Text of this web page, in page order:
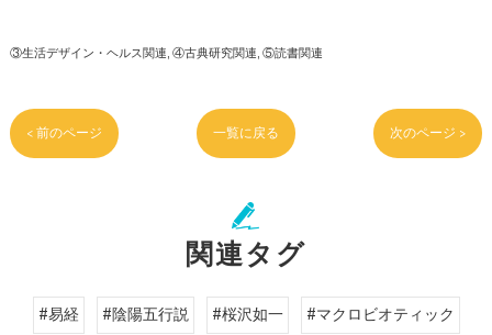
③生活デザイン・ヘルス関連 ④古典研究関連 ⑤読書関連
< 前のページ 一覧に戻る 次のページ >
関連タグ
#易経 #陰陽五行説 #桜沢如一
#マクロビオティック